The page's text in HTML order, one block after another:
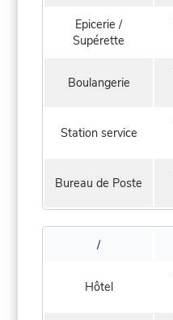
Epicerie /
Supérette
Boulangerie
Station service
Bureau de Poste
/
Hôtel